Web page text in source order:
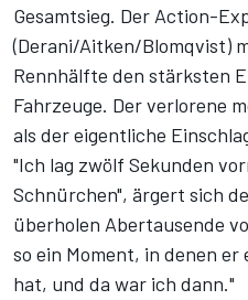
Gesamtsieg. Der Action-
(Derani/Aitken/Blomqvist)
Rennhälfte den stärksten
Fahrzeuge. Der verlorene
als der eigentliche
"Ich lag zwölf Sekunden
Schnürchen", ärgert sich
überholen Abertausende
so ein Moment, in denen
hat, und da war ich dann."